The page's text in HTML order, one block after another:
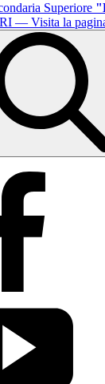
Superiore
— Visita la